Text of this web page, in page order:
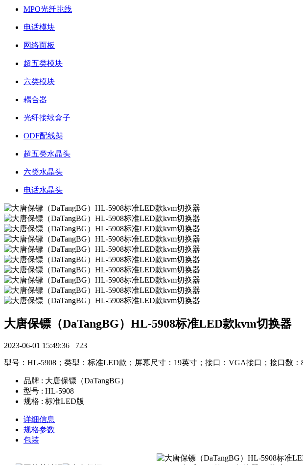
MPO光纤跳线
电话模块
网络面板
超五类模块
六类模块
耦合器
光纤接续盒子
ODF配线架
超五类水晶头
六类水晶头
电话水晶头
大唐保镖（DaTangBG）HL-5908标准LED款kvm切换器
2023-06-01 15:49:36 723
型号：HL-5908；类型：标准LED款；屏幕尺寸：19英寸；接口：VGA接口；接口数：
品牌 : 大唐保镖（DaTangBG）
型号 : HL-5908
规格 : 标准LED版
详细信息
规格参数
包装